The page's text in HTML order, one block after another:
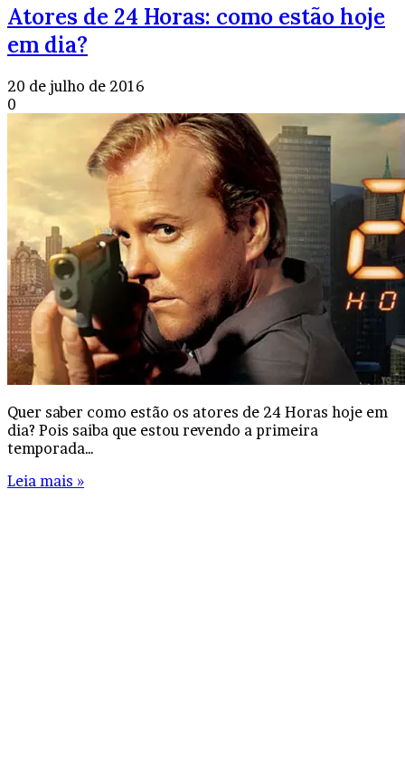
Atores de 24 Horas: como estão hoje
em dia?
20 de julho de 2016
0
Quer saber como estão os atores de 24 Horas hoje em
dia? Pois saiba que estou revendo a primeira
temporada…
Leia mais »